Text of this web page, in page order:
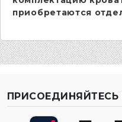
приобретаются
ПРИСОЕДИНЯЙТЕСЬ